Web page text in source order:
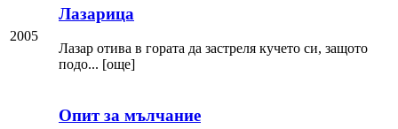
2005
Лазарица
Лазар отива в гората да застреля кучето си, защото
подо... [още]
Опит за мълчание